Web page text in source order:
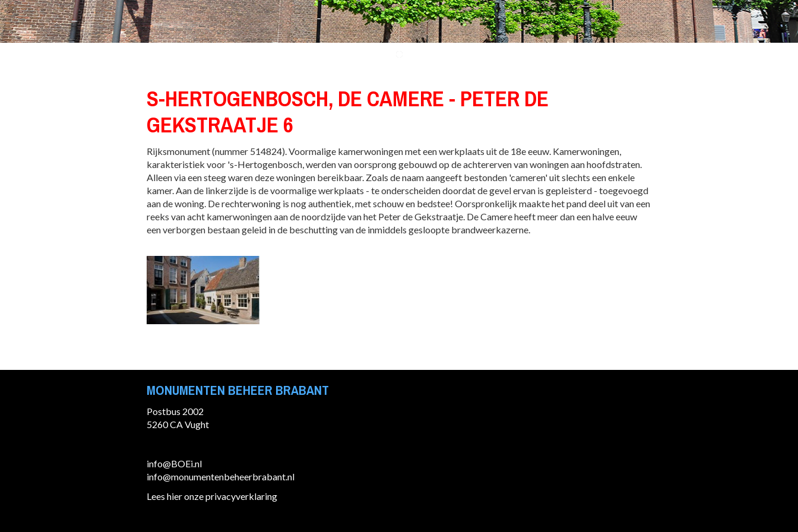
S-HERTOGENBOSCH, DE CAMERE - PETER DE
GEKSTRAATJE 6
Rijksmonument (nummer 514824). Voormalige kamerwoningen met een werkplaats uit de 18e eeuw. Kamerwoningen,
karakteristiek voor 's-Hertogenbosch, werden van oorsprong gebouwd op de achtererven van woningen aan hoofdstraten.
Alleen via een steeg waren deze woningen bereikbaar. Zoals de naam aangeeft bestonden 'cameren' uit slechts een enkele
kamer. Aan de linkerzijde is de voormalige werkplaats - te onderscheiden doordat de gevel ervan is gepleisterd - toegevoegd
aan de woning. De rechterwoning is nog authentiek, met schouw en bedstee! Oorspronkelijk maakte het pand deel uit van een
reeks van acht kamerwoningen aan de noordzijde van het Peter de Gekstraatje. De Camere heeft meer dan een halve eeuw
een verborgen bestaan geleid in de beschutting van de inmiddels gesloopte brandweerkazerne.
MONUMENTEN BEHEER BRABANT
Postbus 2002
5260 CA Vught
info@BOEi.nl
info@monumentenbeheerbrabant.nl
Lees hier onze privacyverklaring